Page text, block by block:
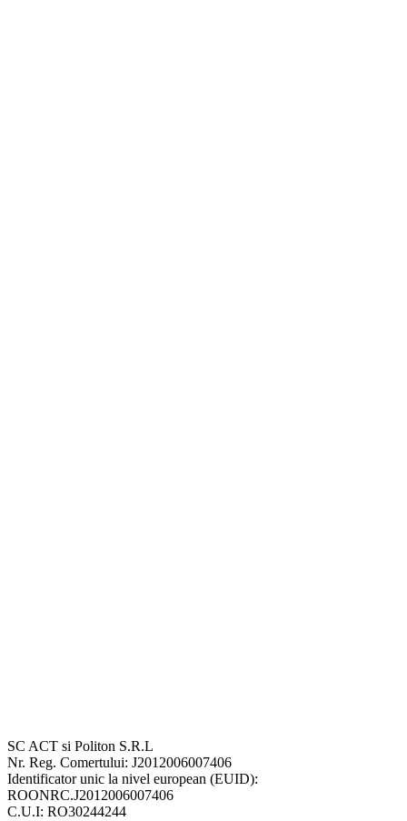
SC ACT si Politon S.R.L
Nr. Reg. Comertului: J2012006007406
Identificator unic la nivel european (EUID):
ROONRC.J2012006007406
C.U.I: RO30244244